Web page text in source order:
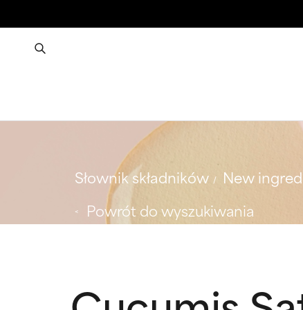
Słownik składników New
Powrót do wyszukiwania